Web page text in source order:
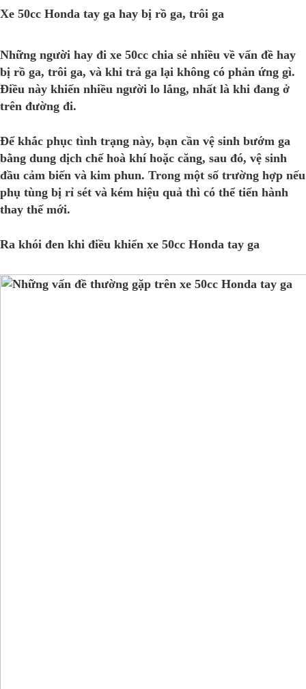
Xe 50cc Honda tay ga hay bị rồ ga, trôi ga
Những người hay đi xe 50cc chia sẻ nhiều về vấn đề hay
bị rồ ga, trôi ga, và khi trả ga lại không có phản ứng gì.
Điều này khiến nhiều người lo lắng, nhất là khi đang ở
trên đường đi.
Để khắc phục tình trạng này, bạn cần vệ sinh bướm ga
bằng dung dịch chế hoà khí hoặc căng, sau đó, vệ sinh
đầu cảm biến và kim phun. Trong một số trường hợp nếu
phụ tùng bị rỉ sét và kém hiệu quả thì có thể tiến hành
thay thế mới.
Ra khói đen khi điều khiển xe 50cc Honda tay ga